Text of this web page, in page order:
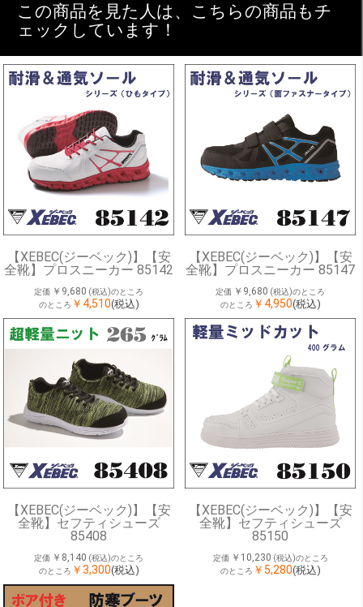
この商品を見た人は、こちらの商品もチ
ェックしています！
【XEBEC(ジーベック)】【安
全靴】プロスニーカー 85142
定価 ￥9,680 (税込)のところ
のところ ￥4,510(税込)
【XEBEC(ジーベック)】【安
全靴】プロスニーカー 85147
定価 ￥9,680 (税込)のところ
のところ ￥4,950(税込)
【XEBEC(ジーベック)】【安
全靴】セフティシューズ
85408
定価 ￥8,140 (税込)のところ
のところ ￥3,300(税込)
【XEBEC(ジーベック)】【安
全靴】セフティシューズ
85150
定価 ￥10,230 (税込)のところ
のところ ￥5,280(税込)